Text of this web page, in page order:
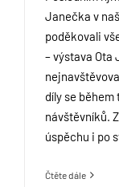
Janečka v
poděkovali
– výstava Ota
díly se
návštěvníků.
úspěchu i po
Čtěte dále